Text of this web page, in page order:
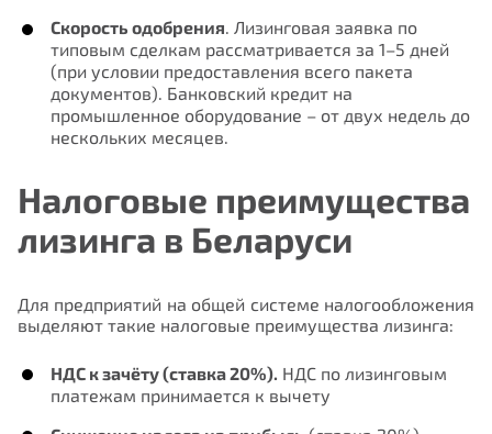
Скорость одобрения. Лизинговая заявка по
типовым сделкам рассматривается за 1–5 дней
(при условии предоставления всего пакета
документов). Банковский кредит на
промышленное оборудование – от двух недель до
нескольких месяцев.
Налоговые преимущества
лизинга в Беларуси
Для предприятий на общей системе налогообложения
выделяют такие налоговые преимущества лизинга:
НДС к зачёту (ставка 20%). НДС по лизинговым
платежам принимается к вычету